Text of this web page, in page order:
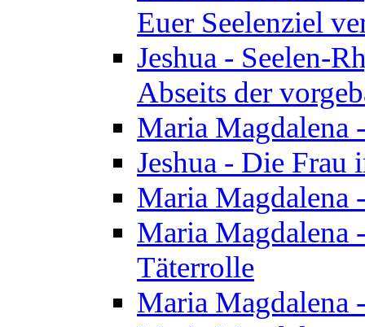
Euer Seelenziel
Jeshua - Seelen-
Abseits der
Maria Magdalena
Jeshua - Die Frau
Maria Magdalena
Maria Magdalena
Täterrolle
Maria Magdalena